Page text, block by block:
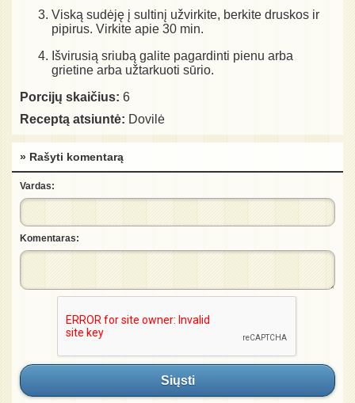
Viską sudėję į sultinį užvirkite, berkite druskos ir
pipirus. Virkite apie 30 min.
Išvirusią sriubą galite pagardinti pienu arba
grietine arba užtarkuoti sūrio.
Porcijų skaičius: 6
Receptą atsiuntė: Dovilė
» Rašyti komentarą
Vardas:
Komentaras:
Siųsti